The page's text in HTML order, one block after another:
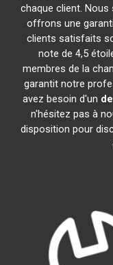
chaque client.
offrons une
clients satisfaits
note de 4,5
membres de la
garantit notre
avez besoin d'un
n'hésitez pas à
disposition pour